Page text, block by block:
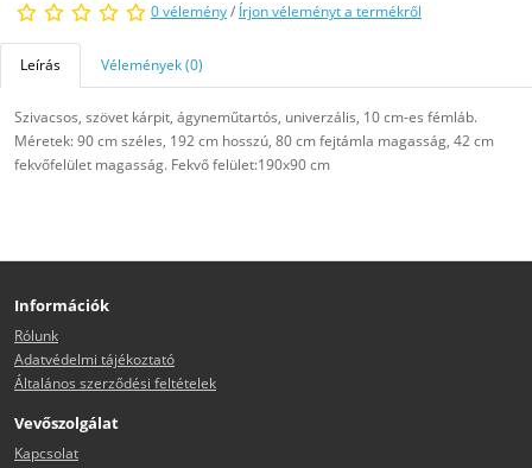
0 vélemény/ Írjon véleményt a termékről
Leírás Vélemények (0)
Szivacsos, szövet kárpit, ágyneműtartós, univerzális, 10 cm-es fémláb.
Méretek: 90 cm széles, 192 cm hosszú, 80 cm fejtámla magasság, 42 cm
fekvőfelület magasság. Fekvő felület:190x90 cm
Információk
Rólunk
Adatvédelmi tájékoztató
Általános szerződési feltételek
Vevőszolgálat
Kapcsolat